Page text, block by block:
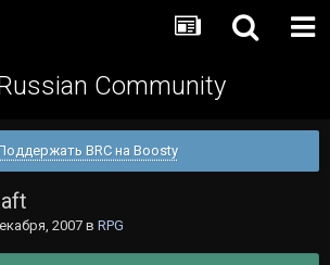
Community
BRC на Boosty
2007 в RPG